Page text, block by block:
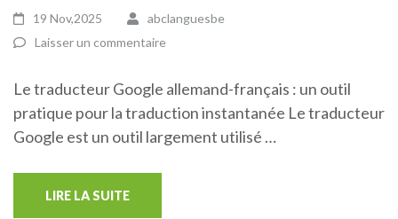
19 Nov,2025
abclanguesbe
Laisser un commentaire
Le traducteur Google allemand-français : un outil
pratique pour la traduction instantanée Le traducteur
Google est un outil largement utilisé …
LIRE LA SUITE